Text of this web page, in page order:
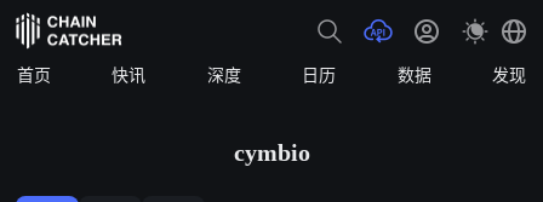
首页 快讯 深度 日历 数据 发现
cymbio